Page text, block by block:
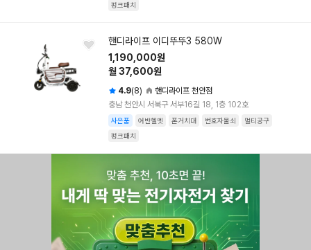
펑크패치
핸디라이프 이디뚜뚜3 580W
1,190,000원
월 37,600원
4.9(8)
핸디라이프 천안점
충남 천안시 서북구 서부16길 18, 1층 102호
사은품 어반헬멧 폰거치대 번호자물쇠
멀티공구
펑크패치